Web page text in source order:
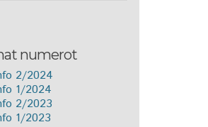
numerot
2/2024
1/2024
2/2023
1/2023